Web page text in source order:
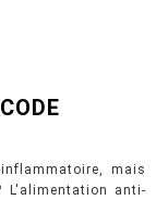
mais
anti-